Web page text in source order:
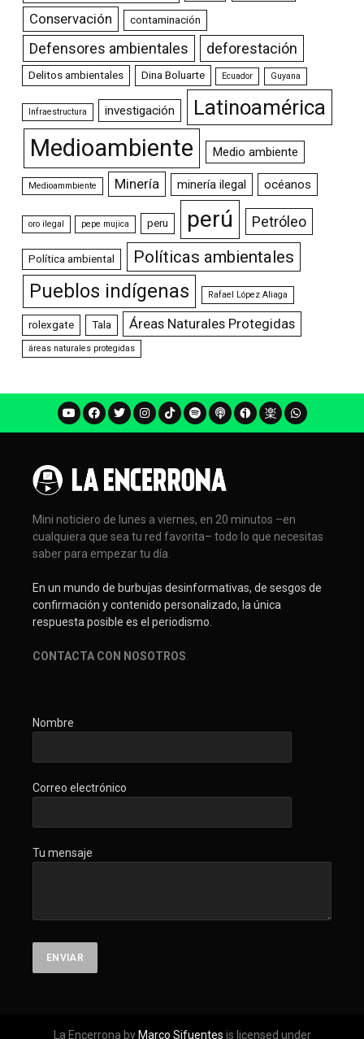
Conservación contaminación
Defensores ambientales deforestación
Delitos ambientales Dina Boluarte Ecuador Guyana
Infraestructura investigación Latinoamérica
Medioambiente Medio ambiente
Medioammbiente Minería minería ilegal océanos
oro ilegal pepe mujica peru perú Petróleo
Política ambiental Políticas ambientales
Pueblos indígenas Rafael López Aliaga
rolexgate Tala Áreas Naturales Protegidas
áreas naturales protegidas
Mini noticiero de lunes a viernes, en 20 minutos –en
cualquiera que sea tu red favorita– todo lo que necesitas
saber para empezar tu día.
En un mundo de burbujas desinformativas, de sesgos de
confirmación y contenido personalizado, la única
respuesta posible es el periodismo.
CONTACTA CON NOSOTROS
Nombre
Correo electrónico
Tu mensaje
La Encerrona byMarco Sifuentes is licensed under